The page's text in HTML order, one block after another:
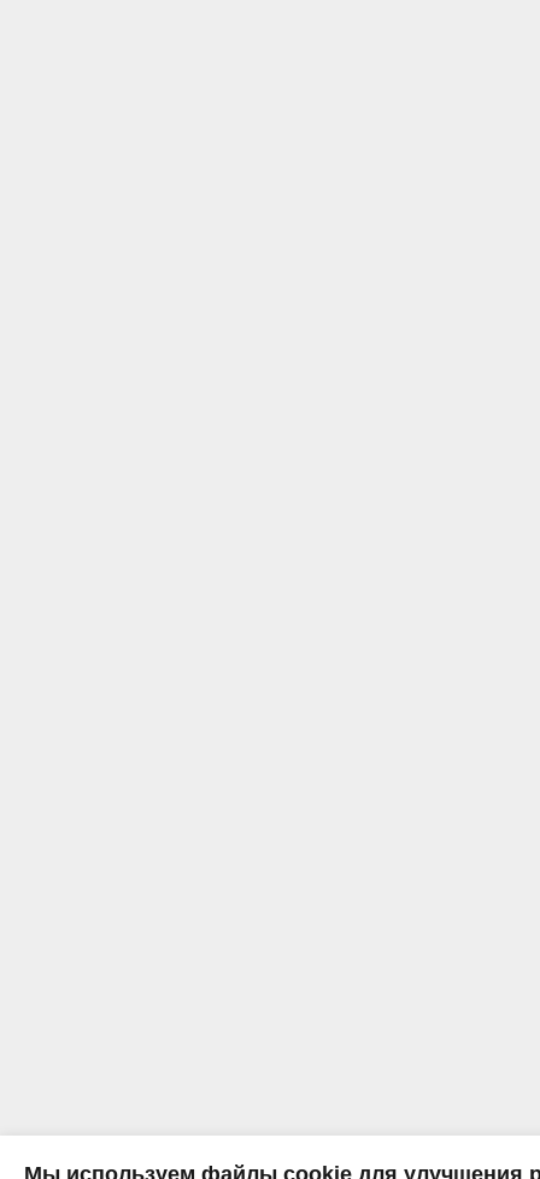
Мы используем файлы cookie для улучшения